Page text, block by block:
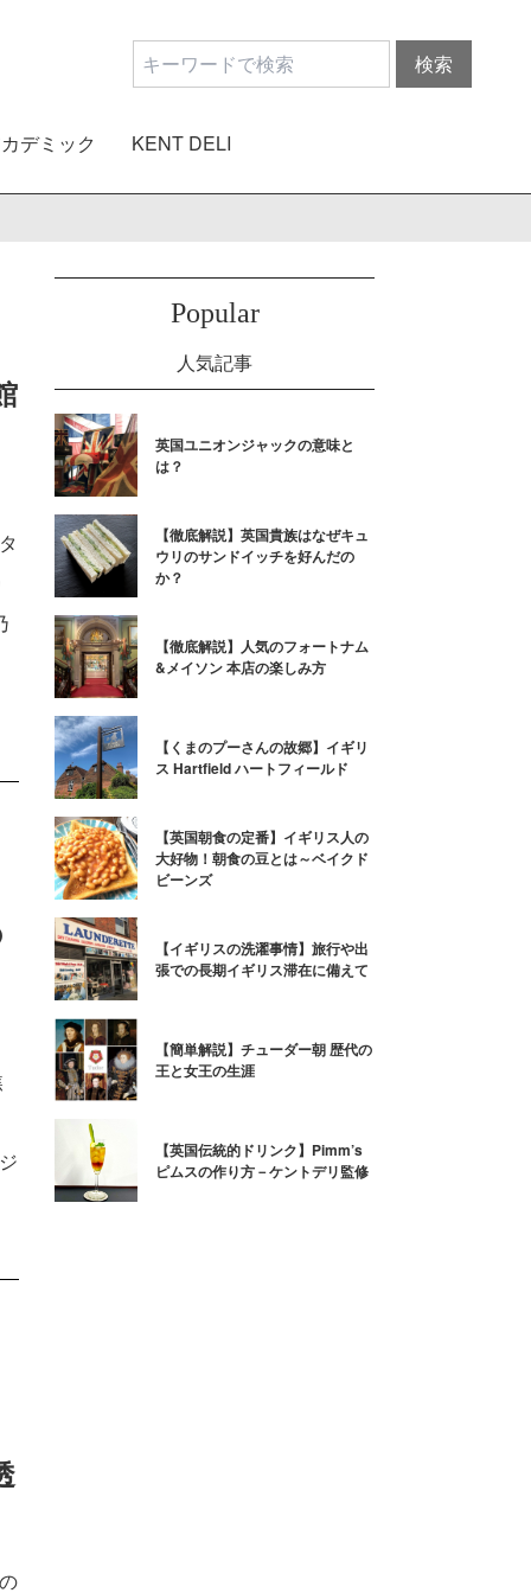
デミック KENT DELI
Popular
人気記事
英国ユニオンジャックの意味と
は？
【徹底解説】英国貴族はなぜキュ
ウリのサンドイッチを好んだの
か？
【徹底解説】人気のフォートナム
&メイソン 本店の楽しみ方
【くまのプーさんの故郷】イギリ
ス Hartfield ハートフィールド
【英国朝食の定番】イギリス人の
大好物！朝食の豆とは～ベイクド
ビーンズ
【イギリスの洗濯事情】旅行や出
張での長期イギリス滞在に備えて
【簡単解説】チューダー朝 歴代の
王と女王の生涯
【英国伝統的ドリンク】Pimm’s
ピムスの作り方－ケントデリ監修